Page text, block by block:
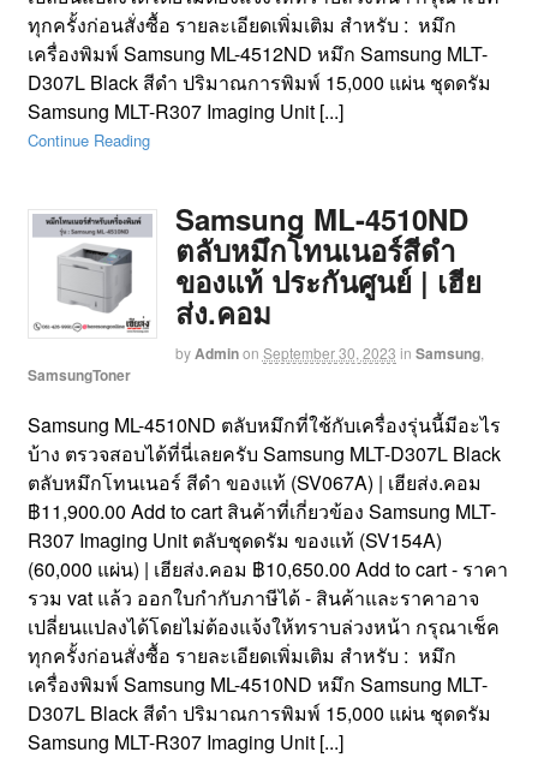
ทุกครั้งก่อนสั่งซื้อ รายละเอียดเพิ่มเติม สำหรับ : หมึก
เครื่องพิมพ์ Samsung ML-4512ND หมึก Samsung MLT-
D307L Black สีดำ ปริมาณการพิมพ์ 15,000 แผ่น ชุดดรัม
Samsung MLT-R307 Imaging Unit [...]
Continue Reading
Samsung ML-4510ND
ตลับหมึกโทนเนอร์สีดำ
ของแท้ ประกันศูนย์ | เฮีย
ส่ง.คอม
byAdminon September 30, 2023 in Samsung,
SamsungToner
Samsung ML-4510ND ตลับหมึกที่ใช้กับเครื่องรุ่นนี้มีอะไร
บ้าง ตรวจสอบได้ที่นี่เลยครับ Samsung MLT-D307L Black
ตลับหมึกโทนเนอร์ สีดำ ของแท้ (SV067A) | เฮียส่ง.คอม
฿11,900.00 Add to cart สินค้าที่เกี่ยวข้อง Samsung MLT-
R307 Imaging Unit ตลับชุดดรัม ของแท้ (SV154A)
(60,000 แผ่น) | เฮียส่ง.คอม ฿10,650.00 Add to cart - ราคา
รวม vat แล้ว ออกใบกำกับภาษีได้ - สินค้าและราคาอาจ
เปลี่ยนแปลงได้โดยไม่ต้องแจ้งให้ทราบล่วงหน้า กรุณาเช็ค
ทุกครั้งก่อนสั่งซื้อ รายละเอียดเพิ่มเติม สำหรับ : หมึก
เครื่องพิมพ์ Samsung ML-4510ND หมึก Samsung MLT-
D307L Black สีดำ ปริมาณการพิมพ์ 15,000 แผ่น ชุดดรัม
Samsung MLT-R307 Imaging Unit [...]